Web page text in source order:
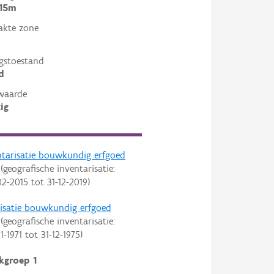
zone
bouwkundig erfgoed
inventarisatie:
2015 tot 31-12-2019)
bouwkundig erfgoed
inventarisatie:
1971 tot 31-12-1975)
1